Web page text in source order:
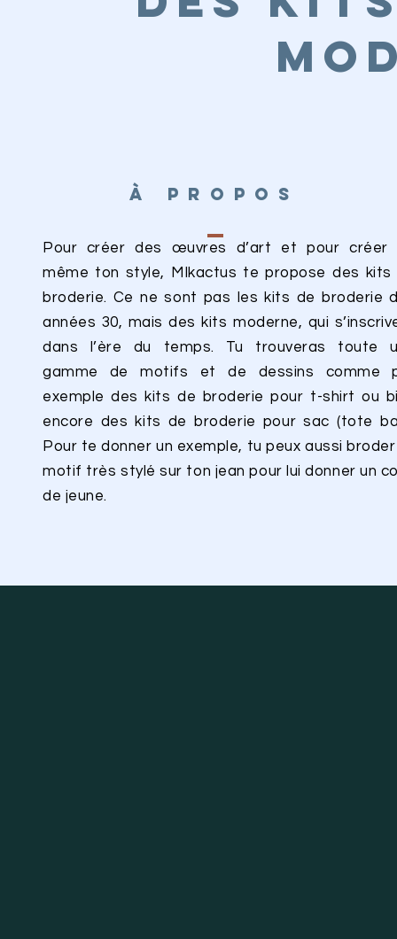
À PROPOS
Pour créer des œuvres d’art et pour créer
même ton style, MIkactus te propose des kits
broderie. Ce ne sont pas les kits de broderie
années 30, mais des kits moderne, qui
dans l’ère du temps. Tu trouveras toute
gamme de motifs et de dessins comme
exemple des kits de broderie pour t-shirt ou
encore des kits de broderie pour sac (tote
Pour te donner un exemple, tu peux aussi broder
motif très stylé sur ton jean pour lui donner un
de jeune.